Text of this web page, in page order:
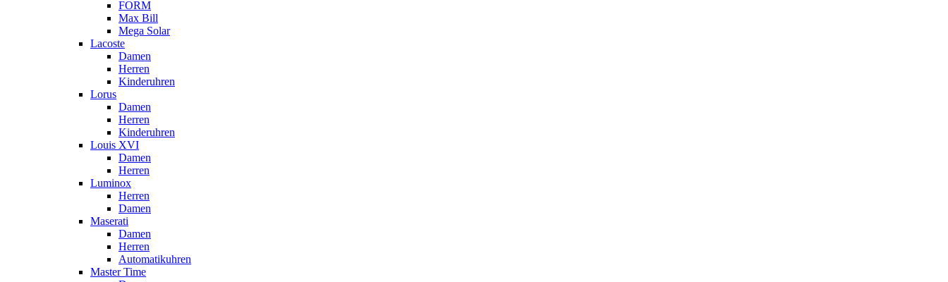
FORM
Max Bill
Mega Solar
Lacoste
Damen
Herren
Kinderuhren
Lorus
Damen
Herren
Kinderuhren
Louis XVI
Damen
Herren
Luminox
Herren
Damen
Maserati
Damen
Herren
Automatikuhren
Master Time